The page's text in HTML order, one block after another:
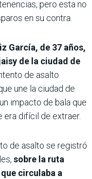
pero esta no
en su contra.
García, de 37 años,
de la ciudad de
de asalto
une la ciudad de
impacto de bala que
era difícil de extraer.
de asalto se registró
sobre la ruta
circulaba a